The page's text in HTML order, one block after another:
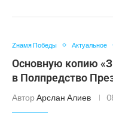
Zнамя Победы Актуальное
Основную копию
в Полпредство
Автор Арслан Алиев